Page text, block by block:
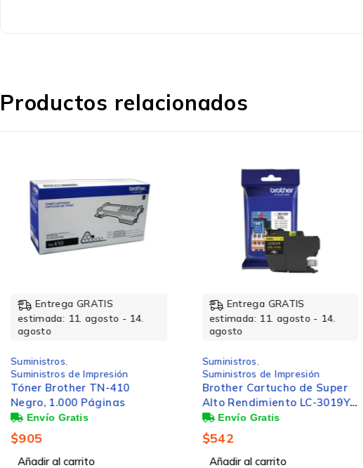
Otras características
Contenido del embalaje
Tipo de cinta
Productos relacionados
Entrega GRATIS
estimada: 11. agosto - 14.
agosto
Suministros
Suministros de Impresión
Tóner Brother TN-410
Negro, 1.000 Páginas
$905
Añadir al carrito
Entrega GRATIS
estimada: 11. agosto - 14.
agosto
Suministros
Suministros de Impresión
Brother Cartucho de Super
Alto Rendimiento LC-3019Y
Amarillo, 1500 Páginas
$542
Añadir al carrito